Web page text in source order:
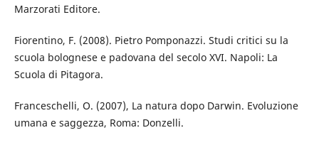
Marzorati Editore.
Fiorentino, F. (2008). Pietro Pomponazzi. Studi critici su la
scuola bolognese e padovana del secolo XVI. Napoli: La
Scuola di Pitagora.
Franceschelli, O. (2007), La natura dopo Darwin. Evoluzione
umana e saggezza, Roma: Donzelli.